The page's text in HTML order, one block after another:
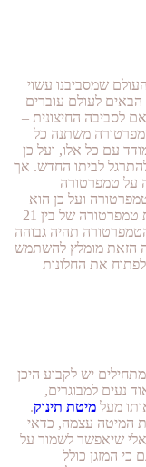
שמסביבנו עשוי
הבאים לעולם עוברים
לסביבה החיצונית –
משתנה כל
עם כל אלו, ועל כן
להתרגל לביתו החדש. אך
על טמפרטורה
ועל כן הוא
רגיש מאוד לשינויים; בחדר הילדים צריכה להיות טמפרטורה של בין 21
שהטמפרטורה תהיה גבוהה
הזאת מומלץ להשתמש
את החלונות
יש לקבוע היכן
נעים למבוגרים,
מעל מיטת תינוק.
המיטה עצמה, כדאי
שיאפשר לשמור על
המזגן כולל